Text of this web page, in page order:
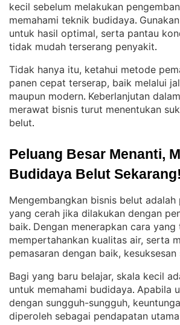
kecil sebelum melakukan
memahami teknik budidaya.
untuk hasil optimal, serta pantau
tidak mudah terserang penyakit.
Tidak hanya itu, ketahui metode
panen cepat terserap, baik melalui
maupun modern. Keberlanjutan
merawat bisnis turut menentukan
belut.
Peluang Besar Menanti,
Budidaya Belut Sekarang!
Mengembangkan bisnis belut adalah
yang cerah jika dilakukan dengan
baik. Dengan menerapkan cara yang
mempertahankan kualitas air, serta
pemasaran dengan baik,
Bagi yang baru belajar, skala kecil
untuk memahami budidaya. Apabila
dengan sungguh-sungguh,
diperoleh sebagai pendapatan utama